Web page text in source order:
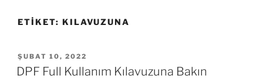
ETIKET: KILAVUZUNA
YAYIM
TARIHI
ŞUBAT 10, 2022
DPF Full Kullanım Kılavuzuna Bakın